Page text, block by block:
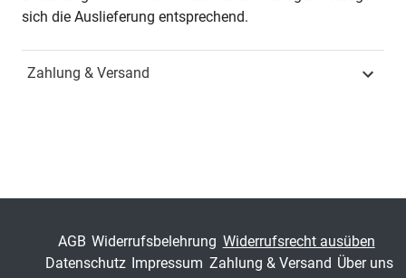
Fachdisziplin
ISSN 1611-2806
sich die Auslieferung entsprechend.
Zahlung & Versand
AGB Widerrufsbelehrung Widerrufsrecht ausüben
Datenschutz Impressum Zahlung & Versand Über uns